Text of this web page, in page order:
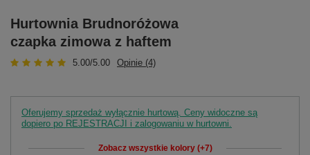
Hurtownia Brudnoróżowa
czapka zimowa z haftem
5.00/5.00 Opinie (4)
Oferujemy sprzedaż wyłącznie hurtową. Ceny widoczne są
dopiero po REJESTRACJI i zalogowaniu w hurtowni.
Zobacz wszystkie kolory (+7)